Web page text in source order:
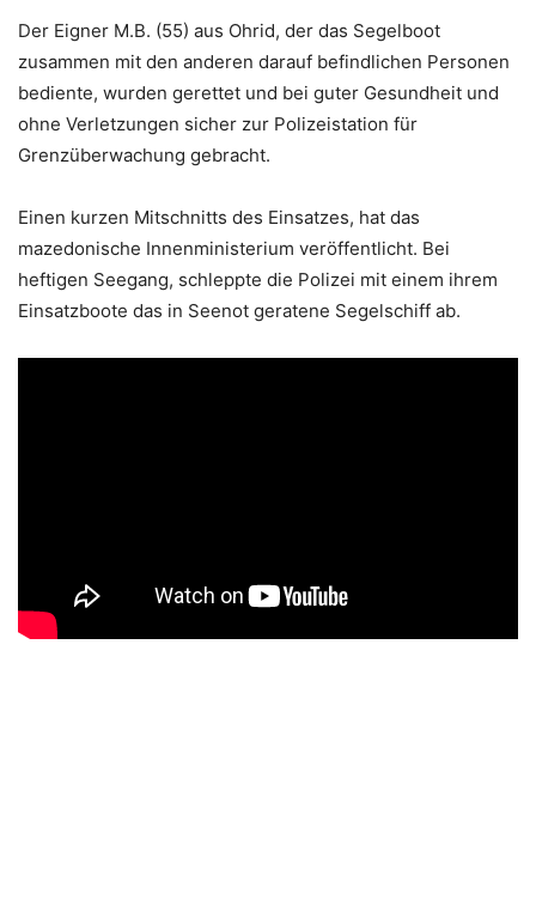
Der Eigner M.B. (55) aus Ohrid, der das Segelboot
zusammen mit den anderen darauf befindlichen Personen
bediente, wurden gerettet und bei guter Gesundheit und
ohne Verletzungen sicher zur Polizeistation für
Grenzüberwachung gebracht.
Einen kurzen Mitschnitts des Einsatzes, hat das
mazedonische Innenministerium veröffentlicht. Bei
heftigen Seegang, schleppte die Polizei mit einem ihrem
Einsatzboote das in Seenot geratene Segelschiff ab.